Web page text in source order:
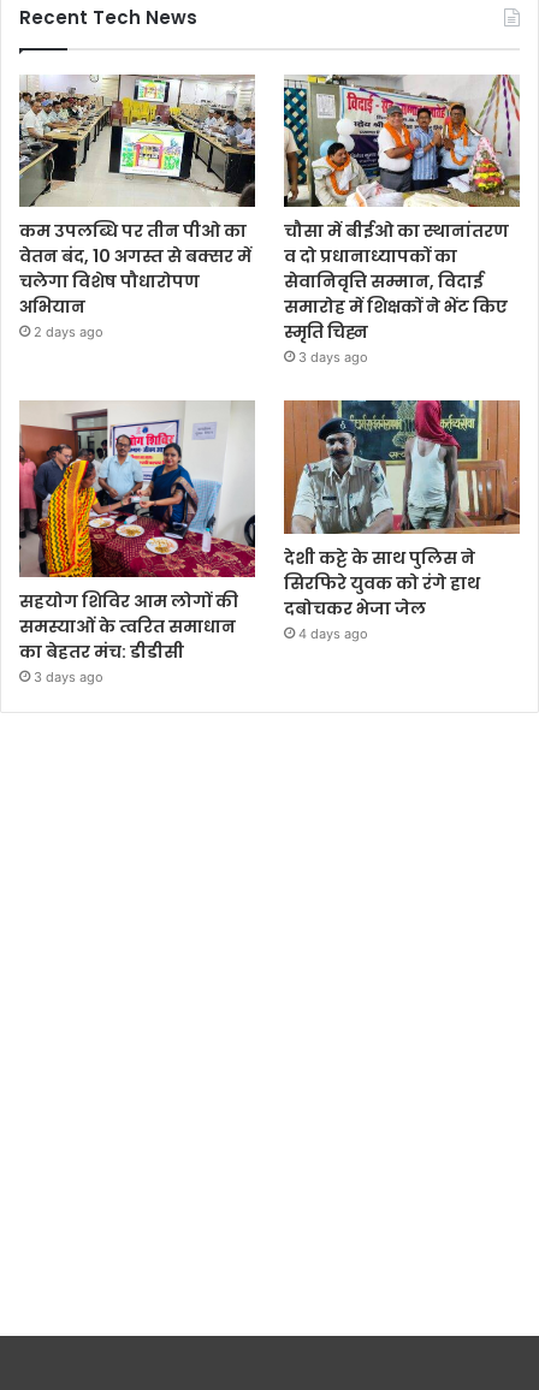
Recent Tech News
कम उपलब्धि पर तीन पीओ का
वेतन बंद, 10 अगस्त से बक्सर में
चलेगा विशेष पौधारोपण
अभियान
2 days ago
चौसा में बीईओ का स्थानांतरण
व दो प्रधानाध्यापकों का
सेवानिवृत्ति सम्मान, विदाई
समारोह में शिक्षकों ने भेंट किए
स्मृति चिह्न
3 days ago
सहयोग शिविर आम लोगों की
समस्याओं के त्वरित समाधान
का बेहतर मंच: डीडीसी
3 days ago
देशी कट्टे के साथ पुलिस ने
सिरफिरे युवक को रंगे हाथ
दबोचकर भेजा जेल
4 days ago